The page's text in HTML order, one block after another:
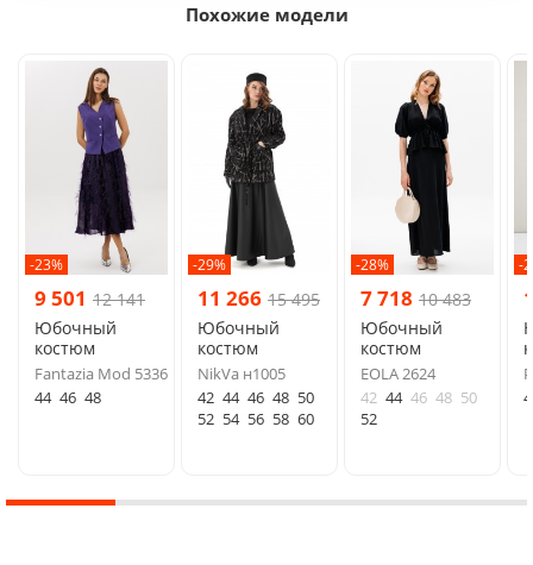
Похожие модели
-23%
9 501 12 141
Юбочный
костюм
Fantazia Mod 5336
44 46 48
-29%
11 266 15 495
Юбочный
костюм
NikVa н1005
42 44 46 48 50
52 54 56 58 60
-28%
7 718 10 483
Юбочный
костюм
EOLA 2624
42 44 46 48 50
52
-